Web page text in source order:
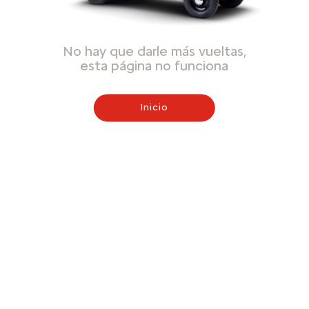
No hay que darle más vueltas,
esta página no funciona
Inicio